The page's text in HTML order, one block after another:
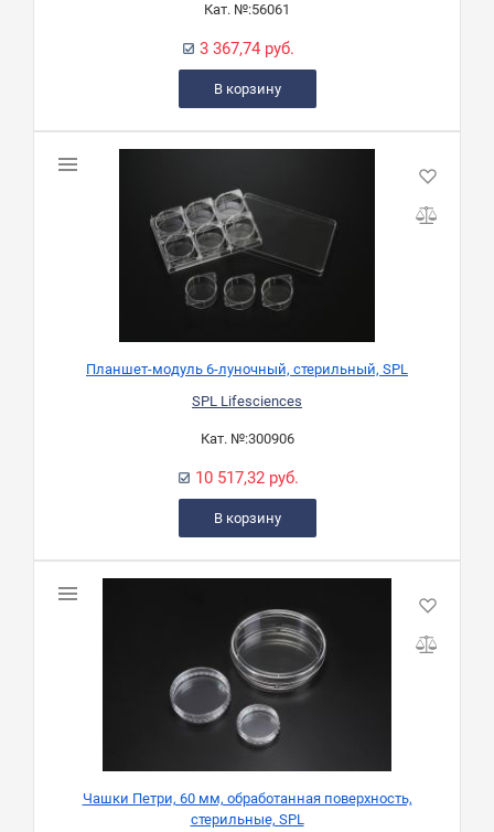
Кат. №:56061
3 367,74 руб.
В корзину
Планшет-модуль 6-луночный, стерильный, SPL
SPL Lifesciences
Кат. №:300906
10 517,32 руб.
В корзину
Чашки Петри, 60 мм, обработанная поверхность,
стерильные, SPL